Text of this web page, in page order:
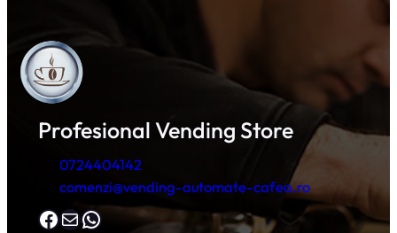
Profesional Vending Store
0724404142
comenzi@vending-automate-cafea.ro
Facebook Mail WhatsApp